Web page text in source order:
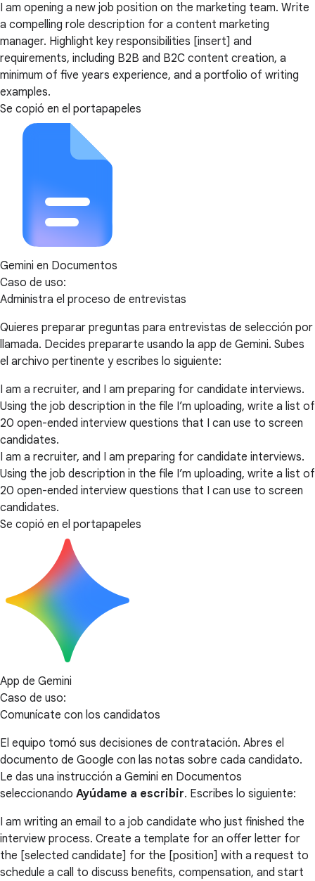
I am opening a new job position on the marketing team. Write
a compelling role description for a content marketing
manager. Highlight key responsibilities [insert] and
requirements, including B2B and B2C content creation, a
minimum of five years experience, and a portfolio of writing
examples.
Se copió en el portapapeles
Gemini en Documentos
Caso de uso:
Administra el proceso de entrevistas
Quieres preparar preguntas para entrevistas de selección por
llamada. Decides prepararte usando la app de Gemini. Subes
el archivo pertinente y escribes lo siguiente:
I am a recruiter, and I am preparing for candidate interviews.
Using the job description in the file I’m uploading, write a list of
20 open-ended interview questions that I can use to screen
candidates.
I am a recruiter, and I am preparing for candidate interviews.
Using the job description in the file I’m uploading, write a list of
20 open-ended interview questions that I can use to screen
candidates.
Se copió en el portapapeles
App de Gemini
Caso de uso:
Comunícate con los candidatos
El equipo tomó sus decisiones de contratación. Abres el
documento de Google con las notas sobre cada candidato.
Le das una instrucción a Gemini en Documentos
seleccionando Ayúdame a escribir. Escribes lo siguiente:
I am writing an email to a job candidate who just finished the
interview process. Create a template for an offer letter for
the [selected candidate] for the [position] with a request to
schedule a call to discuss benefits, compensation, and start